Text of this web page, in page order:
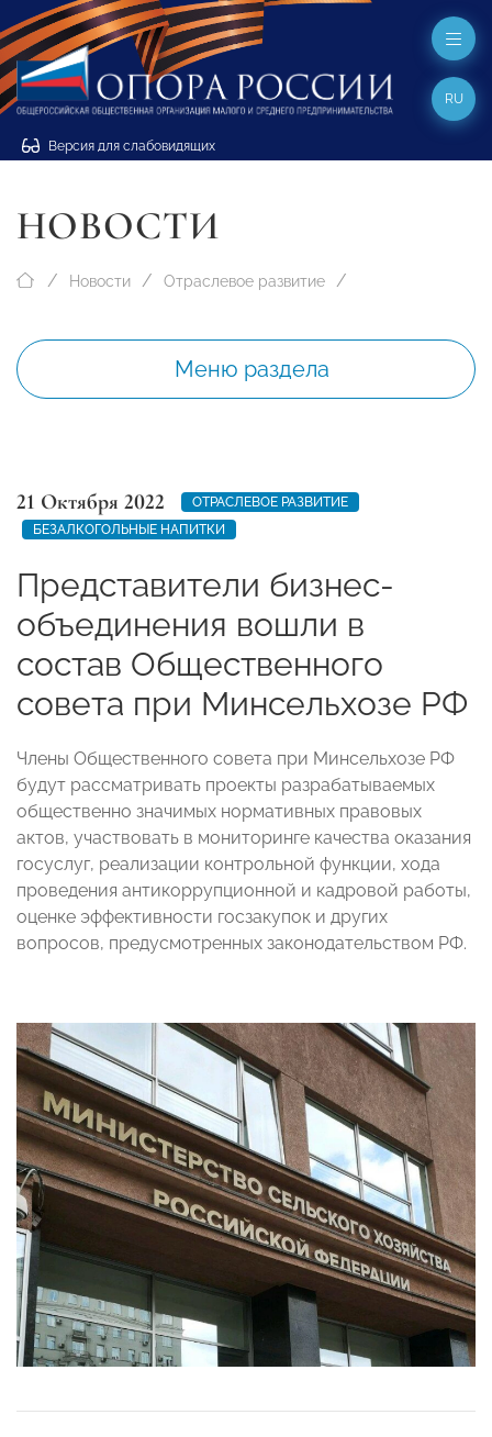
Версия для слабовидящих
RU
НОВОСТИ
Новости Отраслевое развитие
Меню раздела
21 Октября 2022
ОТРАСЛЕВОЕ РАЗВИТИЕ
БЕЗАЛКОГОЛЬНЫЕ НАПИТКИ
Представители бизнес-
объединения вошли в
состав Общественного
совета при Минсельхозе РФ
Члены Общественного совета при Минсельхозе РФ
будут рассматривать проекты разрабатываемых
общественно значимых нормативных правовых
актов, участвовать в мониторинге качества оказания
госуслуг, реализации контрольной функции, хода
проведения антикоррупционной и кадровой работы,
оценке эффективности госзакупок и других
вопросов, предусмотренных законодательством РФ.